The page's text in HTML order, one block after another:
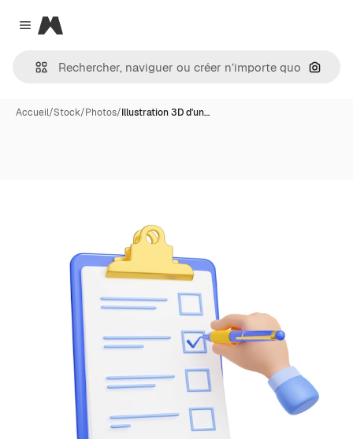
Close menu
Magnific
Accueil/Stock/Photos/Illustration 3D d'un…